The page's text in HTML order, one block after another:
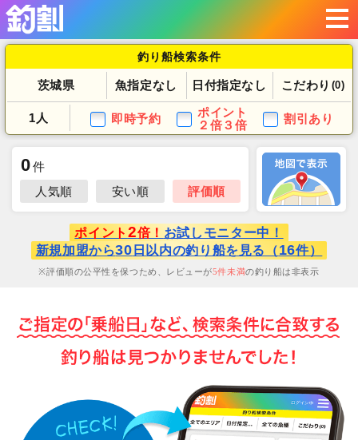
釣り船検索条件
茨城県 魚指定なし 日付指定なし こだわり (0)
1人 即時予約
ポイント
２倍３倍
割引あり
0件
人気順
安い順 評価順
ポイント 2倍！ お試しモニター中！
新規加盟から30 日以内の釣り船を見る（16件）
評価順の公平性を保つため、レビューが5件未満の釣り船は非表示